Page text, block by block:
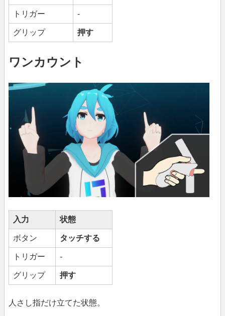
トリガー -
グリップ 押す
ワンカウント
入力 状態
ボタン タッチする
トリガー -
グリップ 押す
人さし指だけ立てた状態。